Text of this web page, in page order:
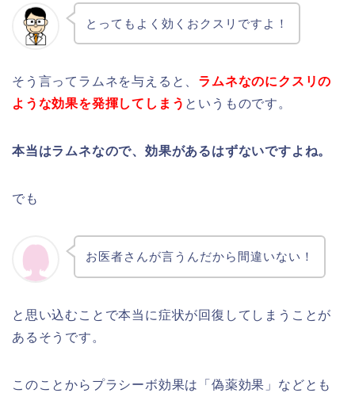
とってもよく効くおクスリですよ！
そう言ってラムネを与えると、 ラムネなのにクスリの
ような効果を発揮してしまう というものです。
本当はラムネなので、効果があるはずないですよね。
でも
お医者さんが言うんだから間違いない！
と思い込むことで本当に症状が回復してしまうことが
あるそうです。
このことからプラシーボ効果は「偽薬効果」などとも